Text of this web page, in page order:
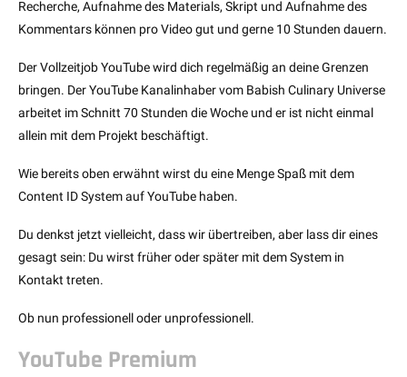
Recherche, Aufnahme des Materials, Skript und Aufnahme des
Kommentars können pro Video gut und gerne 10 Stunden dauern.
Der Vollzeitjob YouTube wird dich regelmäßig an deine Grenzen
bringen. Der YouTube Kanalinhaber vom Babish Culinary Universe
arbeitet im Schnitt 70 Stunden die Woche und er ist nicht einmal
allein mit dem Projekt beschäftigt.
Wie bereits oben erwähnt wirst du eine Menge Spaß mit dem
Content ID System auf YouTube haben.
Du denkst jetzt vielleicht, dass wir übertreiben, aber lass dir eines
gesagt sein: Du wirst früher oder später mit dem System in
Kontakt treten.
Ob nun professionell oder unprofessionell.
YouTube Premium